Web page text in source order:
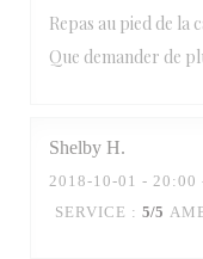
Repas au pied de
Que demander de
Shelby H
2018-10-01 - 20:00
SERVICE : 5/5